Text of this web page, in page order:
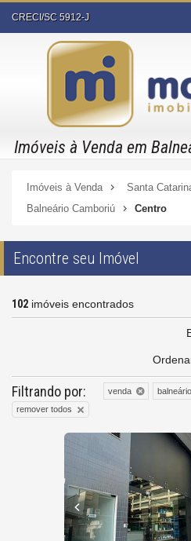
CRECI/SC 5912-J
Imóveis à Venda em
Imóveis à Venda
Santa
Balneário Camboriú
Centro
Encontre seu Imóvel
102 imóveis encontrados
Filtrando por: venda
remover todos